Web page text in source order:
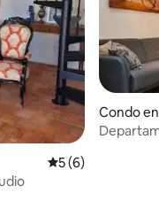
Calificación
5 (6)
Condo